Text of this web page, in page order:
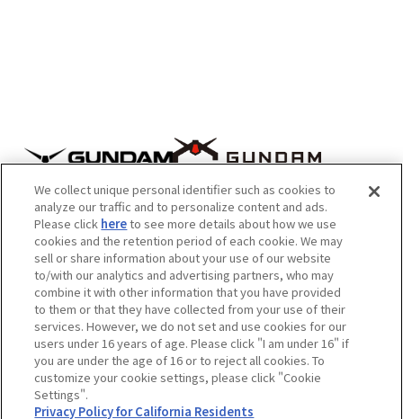
注意：内容および画像の転載はお断りいたします。
お問い合せ先はこちらをご覧ください。
We collect unique personal identifier such as cookies to
analyze our traffic and to personalize content and ads.
Please click hereto see more details about how we use
cookies and the retention period of each cookie. We may
sell or share information about your use of our website
to/with our analytics and advertising partners, who may
combine it with other information that you have provided
to them or that they have collected from your use of their
services. However, we do not set and use cookies for our
users under 16 years of age. Please click "I am under 16" if
you are under the age of 16 or to reject all cookies. To
customize your cookie settings, please click "Cookie
Settings".
Privacy Policy for California Residents